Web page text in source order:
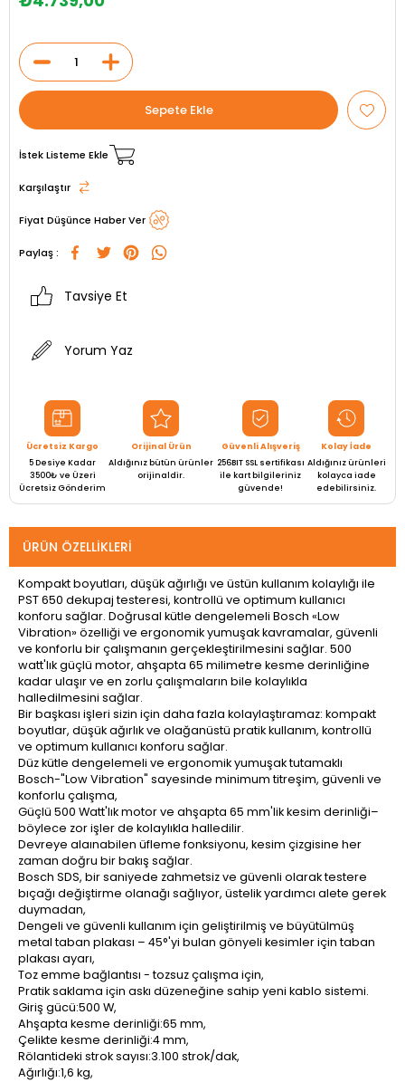
İstek Listeme Ekle
Karşılaştır
Fiyat Düşünce Haber Ver
Paylaş :
Tavsiye Et
Yorum Yaz
Ücretsiz Kargo
5 Desiye Kadar
3500₺ ve Üzeri
Ücretsiz Gönderim
Orijinal Ürün
Aldığınız bütün ürünler
orijinaldir.
Güvenli Alışveriş
256BIT SSL sertifikası
ile kart bilgileriniz
güvende!
Kolay İade
Aldığınız ürünleri
kolayca iade
edebilirsiniz.
ÜRÜN ÖZELLIKLERI
Kompakt boyutları, düşük ağırlığı ve üstün kullanım kolaylığı ile
PST 650 dekupaj testeresi, kontrollü ve optimum kullanıcı
konforu sağlar. Doğrusal kütle dengelemeli Bosch «Low
Vibration» özelliği ve ergonomik yumuşak kavramalar, güvenli
ve konforlu bir çalışmanın gerçekleştirilmesini sağlar. 500
watt'lık güçlü motor, ahşapta 65 milimetre kesme derinliğine
kadar ulaşır ve en zorlu çalışmaların bile kolaylıkla
halledilmesini sağlar.
Bir başkası işleri sizin için daha fazla kolaylaştıramaz: kompakt
boyutlar, düşük ağırlık ve olağanüstü pratik kullanım, kontrollü
ve optimum kullanıcı konforu sağlar.
Düz kütle dengelemeli ve ergonomik yumuşak tutamaklı
Bosch-"Low Vibration" sayesinde minimum titreşim, güvenli ve
konforlu çalışma,
Güçlü 500 Watt'lık motor ve ahşapta 65 mm'lik kesim derinliği–
böylece zor işler de kolaylıkla halledilir.
Devreye alaınabilen üfleme fonksiyonu, kesim çizgisine her
zaman doğru bir bakış sağlar.
Bosch SDS, bir saniyede zahmetsiz ve güvenli olarak testere
bıçağı değiştirme olanağı sağlıyor, üstelik yardımcı alete gerek
duymadan,
Dengeli ve güvenli kullanım için geliştirilmiş ve büyütülmüş
metal taban plakası – 45°'yi bulan gönyeli kesimler için taban
plakası ayarı,
Toz emme bağlantısı - tozsuz çalışma için,
Pratik saklama için askı düzeneğine sahip yeni kablo sistemi.
Giriş gücü:500 W,
Ahşapta kesme derinliği:65 mm,
Çelikte kesme derinliği:4 mm,
Rölantideki strok sayısı:3.100 strok/dak,
Ağırlığı:1,6 kg,